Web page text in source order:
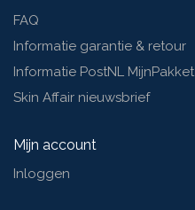
FAQ
Informatie garantie & retour
Informatie PostNL MijnPakket
Skin Affair nieuwsbrief
Mijn account
Inloggen